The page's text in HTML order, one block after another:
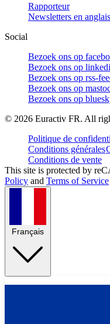
Rapporteur
Newsletters en anglais
Social
Bezoek ons op
Bezoek ons op
Bezoek ons op rss-
Bezoek ons op
Bezoek ons op
© 2026 Euractiv FR. All
Politique de
Conditions générales
Conditions de vente
This site is protected by
Policy and Terms of Service
Français